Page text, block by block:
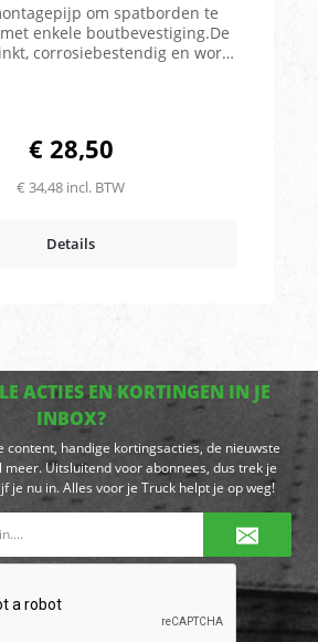
om spatborden te
enkele boutbevestiging.De
corrosiebestendig en wordt
€ 28,50
€ 34,48 incl. BTW
Details
ACTIES EN KORTINGEN IN JE
INBOX?
content, handige kortingsacties, de nieuwste
meer. Uitsluitend voor abonnees, dus trek je
je nu in. Alles voor je Truck helpt je op weg!